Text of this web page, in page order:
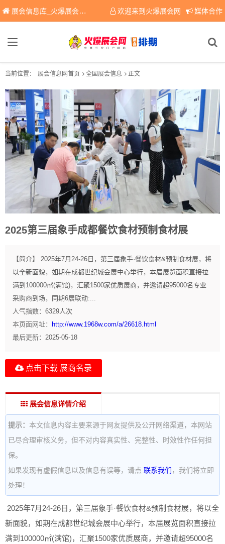
展会信息库_火爆展会网免费展会信息查询平台，提供专业会展服务！ 欢迎来到火爆展会网 媒体合作
当前位置： 展会信息网首页 全国展会信息 正文
2025第三届象手成都餐饮食材预制食材展
【简介】
2025年7月24-26日，第三届象手·餐饮食材&预制食材展，将
以全新面貌，如期在成都世纪城会展中心举行，本届展览面积直接拉
满到100000㎡(满馆)，汇聚1500家优质展商，并邀请超95000名专业
采购商到场，同期6展联动:...
人气指数： 6329人次
本页面网址：
http://www.1968w.com/a/26618.html
最后更新： 2025-05-18
点击下载 展商名录
展会信息详情介绍
提示： 本文信息内容主要来源于网友提供及公开网络渠道，本网站
已尽合理审核义务，但不对内容真实性、完整性、时效性作任何担
保。
如果发现有虚假信息以及信息有误等，请点 联系我们 ，我们将立即
处理！
2025年7月24-26日，第三届象手·餐饮食材&预制食材展，将以全
新面貌，如期在成都世纪城会展中心举行，本届展览面积直接拉
满到100000㎡(满馆)，汇聚1500家优质展商，并邀请超95000名